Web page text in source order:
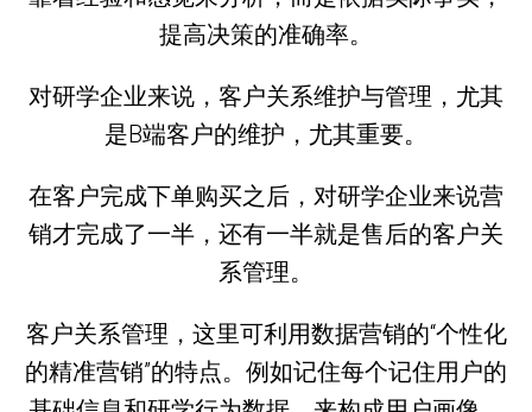
提高决策的准确率。
对研学企业来说，客户关系维护与管理，尤其
是B端客户的维护，尤其重要。
在客户完成下单购买之后，对研学企业来说营
销才完成了一半，还有一半就是售后的客户关
系管理。
客户关系管理，这里可利用数据营销的“个性化
的精准营销”的特点。例如记住每个记住用户的